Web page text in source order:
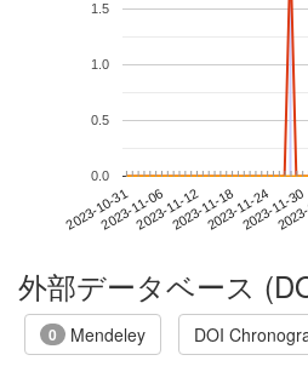
2023-10-312023-11-062023-11-122023-11-182023-11-242023-11-30
0.0
0.5
1.0
1.5
外部データベース
0 Mendeley DOI